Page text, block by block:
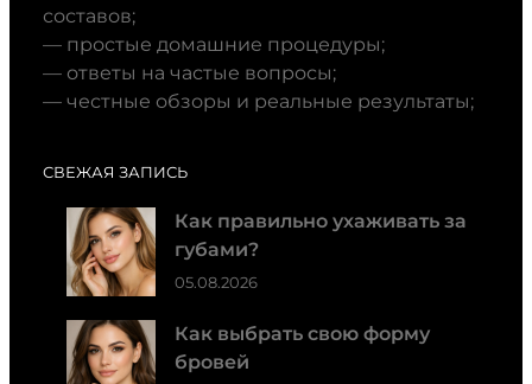
составов;
— простые домашние процедуры;
— ответы на частые вопросы;
— честные обзоры и реальные результаты;
СВЕЖАЯ ЗАПИСЬ
Как правильно ухаживать за
губами?
05.08.2026
Как выбрать свою форму
бровей